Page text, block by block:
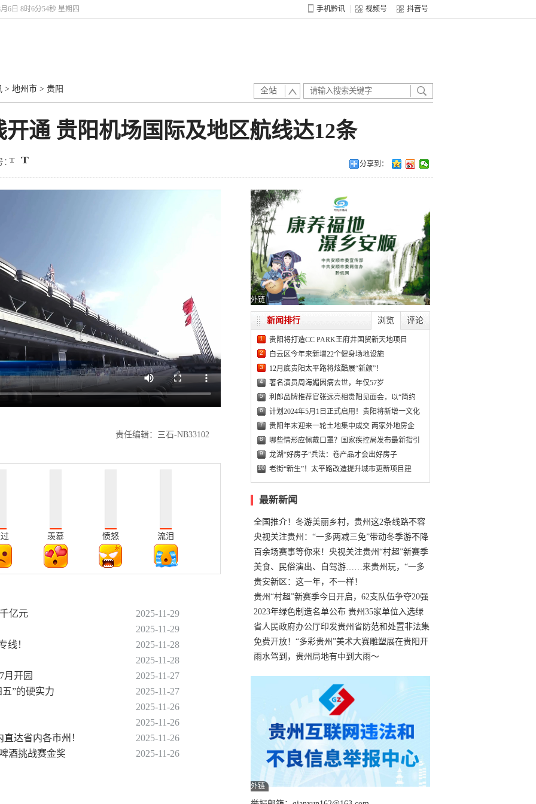
6日 8时6分55秒 星期四 手机黔讯 视频号 抖音号
> 地州市 > 贵阳 全站
通 贵阳机场国际及地区航线达12条
： 分享到：
责任编辑：三石-NB33102
羡慕 愤怒 流泪
亿元
2025-11-29
2025-11-29
线！
2025-11-28
2025-11-28
月开园
2025-11-27
”的硬实力
2025-11-27
2025-11-26
2025-11-26
达省内各市州！
2025-11-26
酒挑战赛金奖
2025-11-26
外链
浏览 评论
新闻排行
1 贵阳将打造CC PARK王府井国贸新天地项目
2 白云区今年来新增22个健身场地设施
3 12月底贵阳太平路将炫酷展“新颜”！
4 著名演员周海媚因病去世，年仅57岁
5 利郎品牌推荐官张远亮相贵阳见面会，以“简约
6 计划2024年5月1日正式启用！贵阳将新增一文化
7 贵阳年末迎来一轮土地集中成交 两家外地房企
8 哪些情形应佩戴口罩？国家疾控局发布最新指引
9 龙湖“好房子”兵法：卷产品才会出好房子
10 老街“新生”！太平路改造提升城市更新项目建
最新新闻
全国推介！冬游美丽乡村，贵州这2条线路不容
错过
央视关注贵州：“一多两减三免”带动冬季游不降
温
百余场赛事等你来！央视关注贵州“村超”新赛季
正式“打响”
美食、民俗演出、自驾游……来贵州玩，“一多
两减三免”！
贵安新区：这一年，不一样！
贵州“村超”新赛季今日开启，62支队伍争夺20强
名额
2023年绿色制造名单公布 贵州35家单位入选绿
色工厂
省人民政府办公厅印发贵州省防范和处置非法集
资工作实施细则
免费开放！“多彩贵州”美术大赛雕塑展在贵阳开
展，持续至1月19日
雨水驾到，贵州局地有中到大雨～
外链